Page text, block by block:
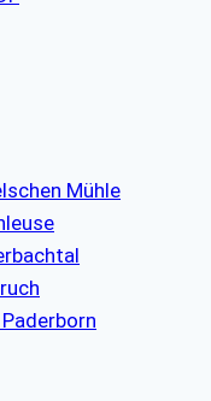
Mühle